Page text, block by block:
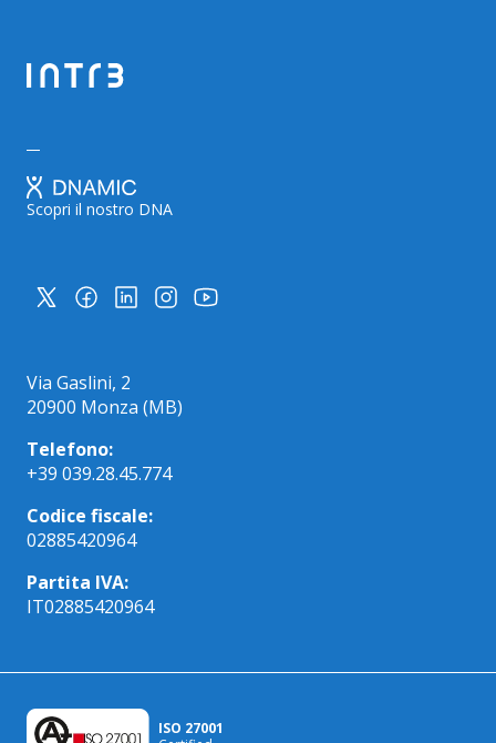
Scopri il nostro DNA
Via Gaslini, 2
20900 Monza (MB)
Telefono:
+39 039.28.45.774
Codice fiscale:
02885420964
Partita IVA:
IT02885420964
ISO 27001